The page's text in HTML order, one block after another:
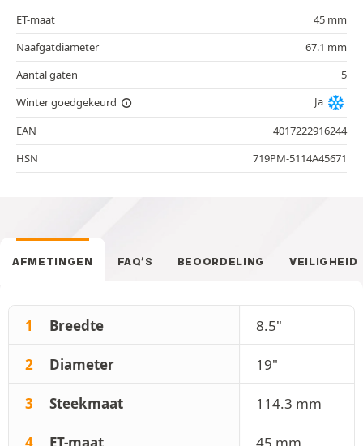
ET-maat
45 mm
Naafgatdiameter
67.1 mm
Aantal gaten
5
Winter goedgekeurd
Ja
EAN
4017222916244
HSN
719PM-5114A45671
AFMETINGEN FAQ’S BEOORDELING VEILIGHEID
1 Breedte 8.5"
2 Diameter 19"
3 Steekmaat 114.3 mm
4 ET-maat 45 mm